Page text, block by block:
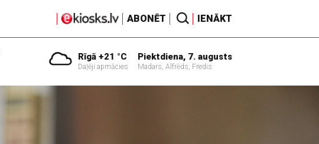
ABONĒT IENĀKT
Rīgā +21 °C
Daļēji apmācies
Piektdiena, 7. augusts
Madars, Alfrēds, Fredis